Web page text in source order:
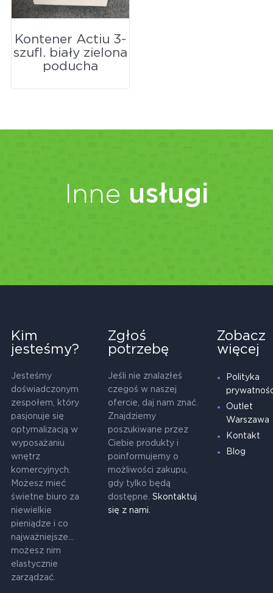
Kontener Actiu 3-
szufl. biały zielona
poducha
Inne usługi
Kim
jesteśmy?
Jesteśmy
doświadczonym
zespołem, który
pasjonuje się
optymalizacją w
wyposażaniu
wnętrz
komercyjnych.
Możesz mieć
świetne biuro za
niewielkie
pieniądze i co
najważniejsze...
możesz nim
elastycznie
zarządzać.
Zgłoś
potrzebę
Jeśli nie znalazłeś
czegoś w naszej
ofercie, daj nam znać.
Znajdziemy
poszukiwane przez
Ciebie produkty i
poinformujemy o
możliwości zakupu,
gdy tylko będą
dostępne. Skontaktuj
się z nami.
Zobacz
więcej
Polityka
Outlet
Warszawa
Kontakt
Blog